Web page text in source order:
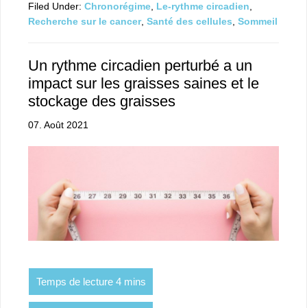
Filed Under: Chronorégime Le-rythme circadien
Recherche sur le cancer, Santé des cellules Sommeil
Un rythme circadien perturbé a un
impact sur les graisses saines et le
stockage des graisses
07. Août 2021